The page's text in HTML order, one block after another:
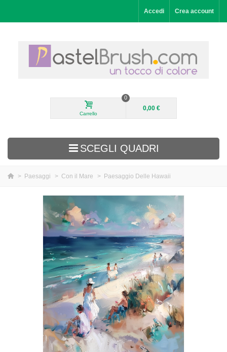
Accedi Crea account
Carrello
0
0,00 €
SCEGLI QUADRI
> Paesaggi > Con il Mare > Paesaggio Delle Hawaii